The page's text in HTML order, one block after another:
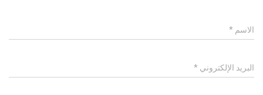
الاسم *
البريد الإلكتروني *